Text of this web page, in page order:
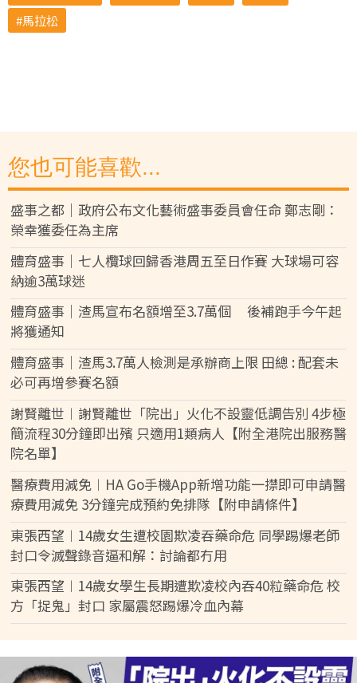
馬拉松
您也可能喜歡...
盛事之都｜政府公布文化藝術盛事委員會任命 鄭志剛：
榮幸獲委任為主席
體育盛事｜七人欖球回歸香港周五至日作賽 大球場可容
納逾3萬球迷
體育盛事｜渣馬宣布名額增至3.7萬個 後補跑手今午起
將獲通知
體育盛事｜渣馬3.7萬人檢測是承辦商上限 田總 : 配套未
必可再增參賽名額
謝賢離世︱謝賢離世「院出」火化不設靈低調告別 4步極
簡流程30分鐘即出殯 只適用1類病人【附全港院出服務醫
院名單】
醫療費用減免︱HA Go手機App新增功能一㩒即可申請醫
療費用減免 3分鐘完成預約免排隊【附申請條件】
東張西望︱14歲女生遭校園欺凌吞藥命危 同學踢爆老師
封口令滅聲錄音逼和解：討論都冇用
東張西望︱14歲女學生長期遭欺凌校內吞40粒藥命危 校
方「捉鬼」封口 家屬震怒踢爆冷血內幕